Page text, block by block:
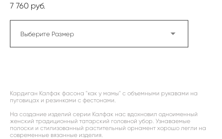
7 760 pуб.
Выберите Размер
Кардиган Калфак фасона "как у мамы" с объемными рукавами на
пуговицах и резинками с фестонами.
На создание изделий серии Калфак нас вдохновил одноименный
женский традиционный татарский головной убор. Узнаваемые
полоски и стилизованный растительный орнамент хорошо легли на
современные вязанные изделия.